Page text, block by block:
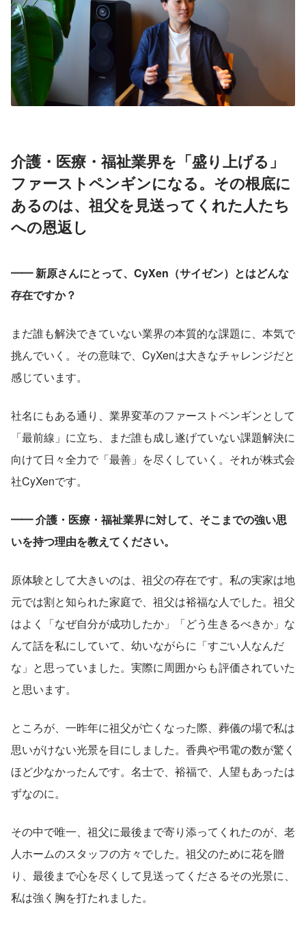
介護・医療・福祉業界を「盛り上げる」
ファーストペンギンになる。その根底に
あるのは、祖父を見送ってくれた人たち
への恩返し
━━ 新原さんにとって、CyXen（サイゼン）とはどんな
存在ですか？
まだ誰も解決できていない業界の本質的な課題に、本気で
挑んでいく。その意味で、CyXenは大きなチャレンジだと
感じています。
社名にもある通り、業界変革のファーストペンギンとして
「最前線」に立ち、まだ誰も成し遂げていない課題解決に
向けて日々全力で「最善」を尽くしていく。それが株式会
社CyXenです。
━━ 介護・医療・福祉業界に対して、そこまでの強い思
いを持つ理由を教えてください。
原体験として大きいのは、祖父の存在です。私の実家は地
元では割と知られた家庭で、祖父は裕福な人でした。祖父
はよく「なぜ自分が成功したか」「どう生きるべきか」な
んて話を私にしていて、幼いながらに「すごい人なんだ
な」と思っていました。実際に周囲からも評価されていた
と思います。
ところが、一昨年に祖父が亡くなった際、葬儀の場で私は
思いがけない光景を目にしました。香典や弔電の数が驚く
ほど少なかったんです。名士で、裕福で、人望もあったは
ずなのに。
その中で唯一、祖父に最後まで寄り添ってくれたのが、老
人ホームのスタッフの方々でした。祖父のために花を贈
り、最後まで心を尽くして見送ってくださるその光景に、
私は強く胸を打たれました。